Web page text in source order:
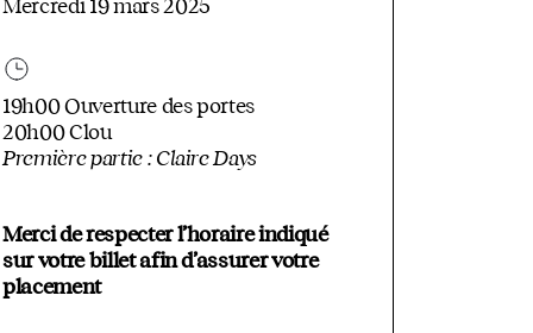
Mercredi 19 mars 2025
19h00 Ouverture des portes
20h00 Clou
Première partie : Claire Days
Merci de respecter l’horaire indiqué
sur votre billet afin d’assurer votre
placement